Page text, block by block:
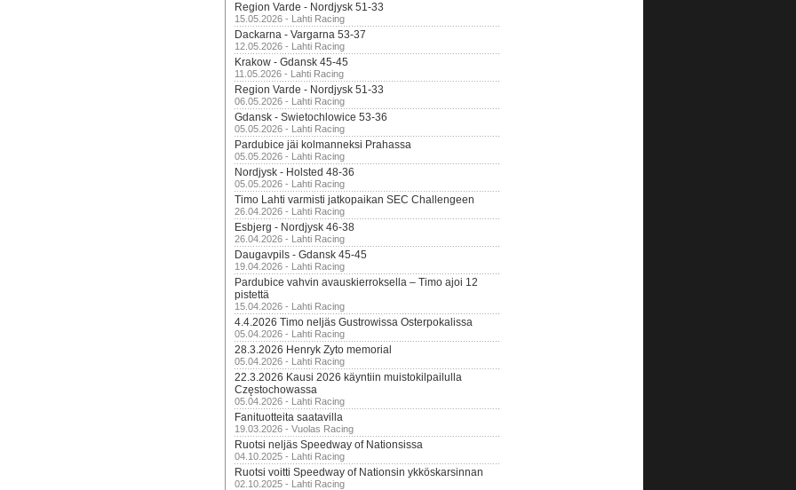
Region Varde - Nordjysk 51-33
15.05.2026 - Lahti Racing
Dackarna - Vargarna 53-37
12.05.2026 - Lahti Racing
Krakow - Gdansk 45-45
11.05.2026 - Lahti Racing
Region Varde - Nordjysk 51-33
06.05.2026 - Lahti Racing
Gdansk - Swietochlowice 53-36
05.05.2026 - Lahti Racing
Pardubice jäi kolmanneksi Prahassa
05.05.2026 - Lahti Racing
Nordjysk - Holsted 48-36
05.05.2026 - Lahti Racing
Timo Lahti varmisti jatkopaikan SEC Challengeen
26.04.2026 - Lahti Racing
Esbjerg - Nordjysk 46-38
26.04.2026 - Lahti Racing
Daugavpils - Gdansk 45-45
19.04.2026 - Lahti Racing
Pardubice vahvin avauskierroksella – Timo ajoi 12
pistettä
15.04.2026 - Lahti Racing
4.4.2026 Timo neljäs Gustrowissa Osterpokalissa
05.04.2026 - Lahti Racing
28.3.2026 Henryk Zyto memorial
05.04.2026 - Lahti Racing
22.3.2026 Kausi 2026 käyntiin muistokilpailulla
Częstochowassa
05.04.2026 - Lahti Racing
Fanituotteita saatavilla
19.03.2026 - Vuolas Racing
Ruotsi neljäs Speedway of Nationsissa
04.10.2025 - Lahti Racing
Ruotsi voitti Speedway of Nationsin ykköskarsinnan
02.10.2025 - Lahti Racing